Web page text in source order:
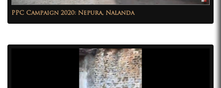
PPC Campaign 2020: Nepura, Nalanda